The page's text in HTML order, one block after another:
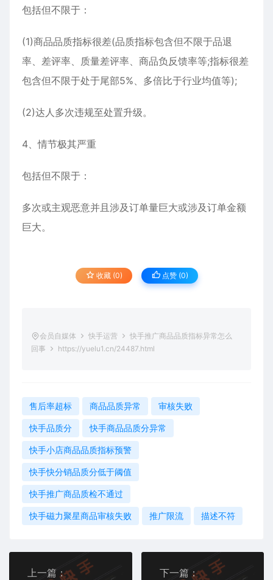
包括但不限于：
(1)商品品质指标很差(品质指标包含但不限于品退
率、差评率、质量差评率、商品负反馈率等;指标很差
包含但不限于处于尾部5%、多倍比于行业均值等);
(2)达人多次违规至处置升级。
4、情节极其严重
包括但不限于：
多次或主观恶意并且涉及订单量巨大或涉及订单金额
巨大。
收藏 (0) 点赞 (0)
会员自媒体 快手运营
快手推广商品品质指标异常怎么
回事
https://yuelu1.cn/24487.html
售后率超标 商品品质异常 审核失败
快手品质分 快手商品品质分异常
快手小店商品品质指标预警
快手快分销品质分低于阈值
快手推广商品质检不通过
快手磁力聚星商品审核失败 推广限流 描述不符
上一篇：
下一篇：